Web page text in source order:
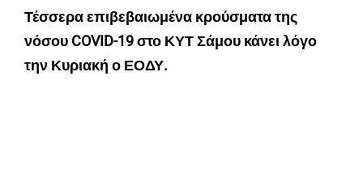
Τέσσερα επιβεβαιωμένα κρούσματα της
νόσου COVID-19 στο ΚΥΤ Σάμου κάνει λόγο
την Κυριακή ο ΕΟΔΥ.